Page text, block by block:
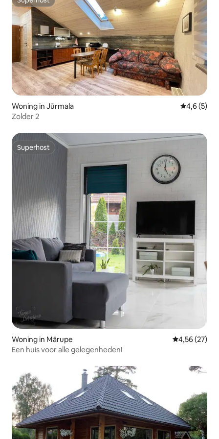
Superhost
Woning in Jūrmala
4,6 (5)
Zolder 2
Superhost
Superhost
Woning in Mārupe Gemiddelde
4,56 (27)
Een huis voor alle gelegenheden!